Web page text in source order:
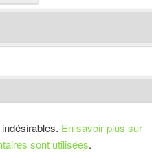
En savoir plus sur
sont utilisées.